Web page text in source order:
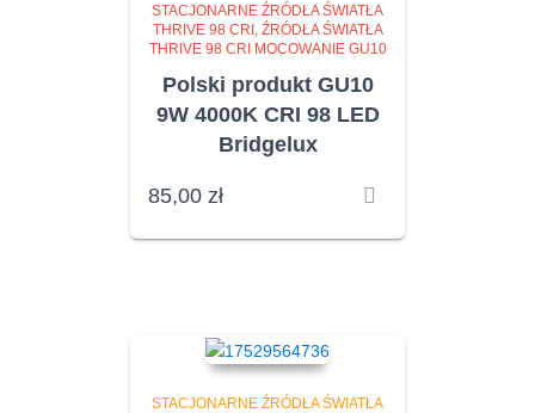
STACJONARNE ŹRÓDŁA ŚWIATŁA
THRIVE 98 CRI
ŹRÓDŁA ŚWIATŁA
THRIVE 98 CRI MOCOWANIE GU10
Polski produkt GU10
9W 4000K CRI 98 LED
Bridgelux
85,00 zł
STACJONARNE ŹRÓDŁA ŚWIATŁA